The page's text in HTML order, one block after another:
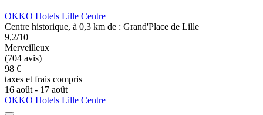
OKKO Hotels Lille Centre
Centre historique, à 0,3 km de : Grand'Place de Lille
9,2/10
Merveilleux
(704 avis)
98 €
taxes et frais compris
16 août - 17 août
OKKO Hotels Lille Centre